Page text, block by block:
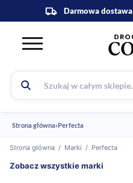
Strona główna›Perfecta
Strona główna / Marki / Perfecta
Zobacz wszystkie marki